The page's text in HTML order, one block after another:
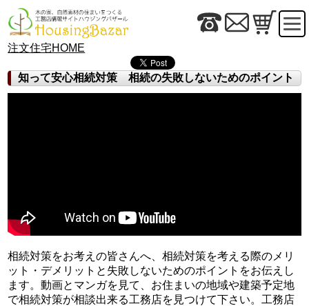
注文住宅HOME
知って安心相続対策 相続の失敗しないためのポイント
相続対策をお考えの皆さんへ、相続対策を考える際のメリ
ット・デメリットと失敗しないためのポイントをお伝えし
ます。動画とマンガを見て、お住まいの地域や建築予定地
で相続対策が相談出来る工務店を見つけて下さい。工務店